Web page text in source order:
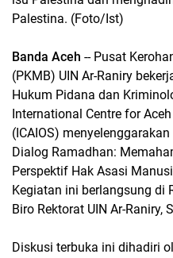
Palestina. (Foto/Ist)
Banda Aceh -- Pusat
(PKMB) UIN Ar-Raniry
Hukum Pidana dan
International Centre for
(ICAIOS)
Dialog Ramadhan:
Perspektif Hak Asasi
Kegiatan ini berlangsung di
Biro Rektorat UIN Ar-
Diskusi terbuka ini dihadiri